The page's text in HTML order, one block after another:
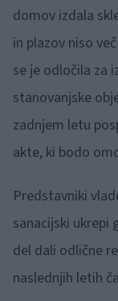
domov izdala
in plazov niso
se je odločila za
stanovanjske
zadnjem letu
akte, ki bodo
Predstavniki
sanacijski ukrepi
del dali odlične
naslednjih letih